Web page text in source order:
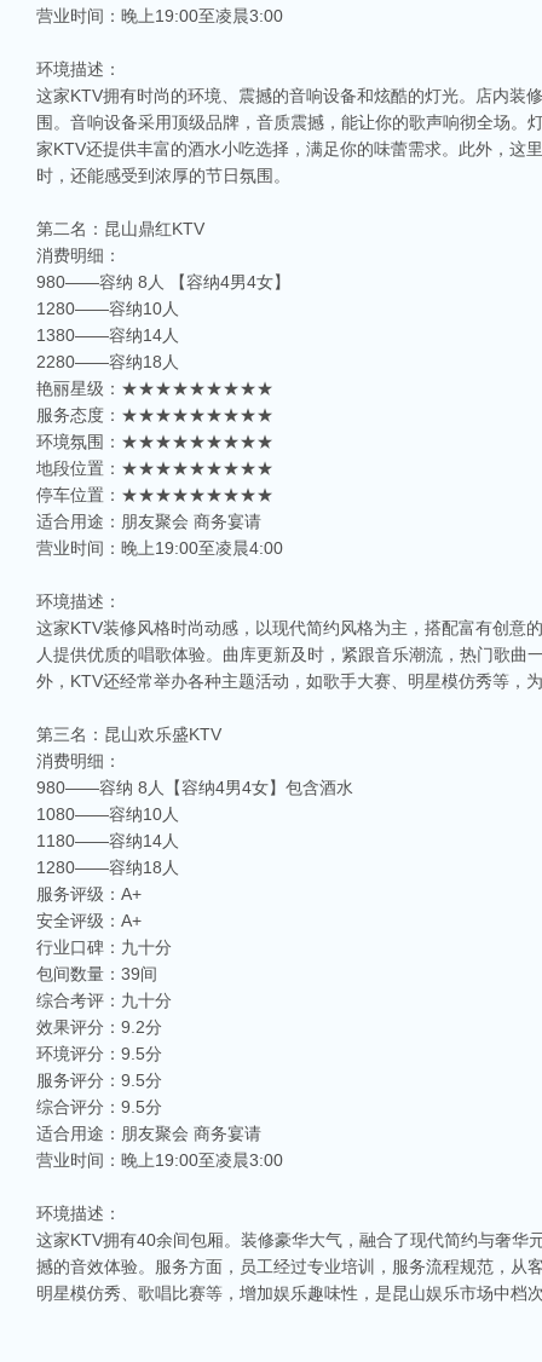
昆山ktv夜场哪里好玩-昆山八大便宜好玩的商务ktv会所排名
昆山天外天KTV以其优雅的环境和周到的服务著称。这里不仅拥有现代的音响设
响，给你带来无与伦比的视听享受。这里还提供多种酒水和小吃，确保你和朋友
昆山ktv哪个比较好-昆山八大比较好的ktv娱乐会所推荐
营业时间：晚上19:00至凌晨3:00
环境描述：
这家KTV拥有时尚的环境、震撼的音响设备和炫酷的灯光。店内装
围。音响设备采用顶级品牌，音质震撼，能让你的歌声响彻全场
家KTV还提供丰富的酒水小吃选择，满足你的味蕾需求。此外，这
时，还能感受到浓厚的节日氛围。
第二名：昆山鼎红KTV
消费明细：
980——容纳 8人 【容纳4男4女】
1280——容纳10人
1380——容纳14人
2280——容纳18人
艳丽星级：★★★★★★★★★
服务态度：★★★★★★★★★
环境氛围：★★★★★★★★★
地段位置：★★★★★★★★★
停车位置：★★★★★★★★★
适合用途：朋友聚会 商务宴请
营业时间：晚上19:00至凌晨4:00
环境描述：
这家KTV装修风格时尚动感，以现代简约风格为主，搭配富有创意
人提供优质的唱歌体验。曲库更新及时，紧跟音乐潮流，热门歌
外，KTV还经常举办各种主题活动，如歌手大赛、明星模仿秀等，
第三名：昆山欢乐盛KTV
消费明细：
980——容纳 8人【容纳4男4女】包含酒水
1080——容纳10人
1180——容纳14人
1280——容纳18人
服务评级：A+
安全评级：A+
行业口碑：九十分
包间数量：39间
综合考评：九十分
效果评分：9.2分
环境评分：9.5分
服务评分：9.5分
综合评分：9.5分
适合用途：朋友聚会 商务宴请
营业时间：晚上19:00至凌晨3:00
环境描述：
这家KTV拥有40余间包厢。装修豪华大气，融合了现代简约与奢
撼的音效体验。服务方面，员工经过专业培训，服务流程规范，
明星模仿秀、歌唱比赛等，增加娱乐趣味性，是昆山娱乐市场中档